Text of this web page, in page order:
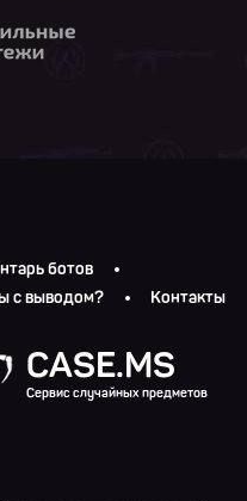
ботов
с выводом? Контакты
CASE.MS
Сервис случайных предметов